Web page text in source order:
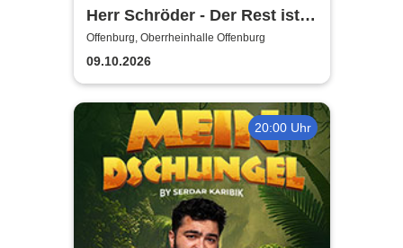
Herr Schröder - Der Rest ist
Hausaufgabe
Offenburg, Oberrheinhalle Offenburg
09.10.2026
20:00 Uhr